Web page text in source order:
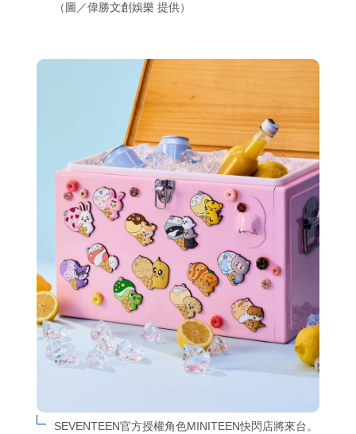
（圖／偉勝文創娛樂 提供）
SEVENTEEN官方授權角色MINITEEN快閃店將來台。